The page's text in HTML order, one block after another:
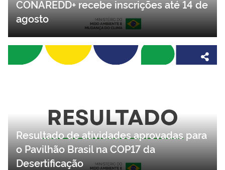
CONAREDD+ recebe inscrições até 14 de
agosto
Resultado de atividades aprovadas para
o Pavilhão Brasil na COP17 da
Desertificação